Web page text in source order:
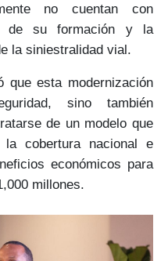
no cuentan con
de su formación y la
la siniestralidad vial.
que esta modernización
sino también
de un modelo que
cobertura nacional e
económicos para
millones.